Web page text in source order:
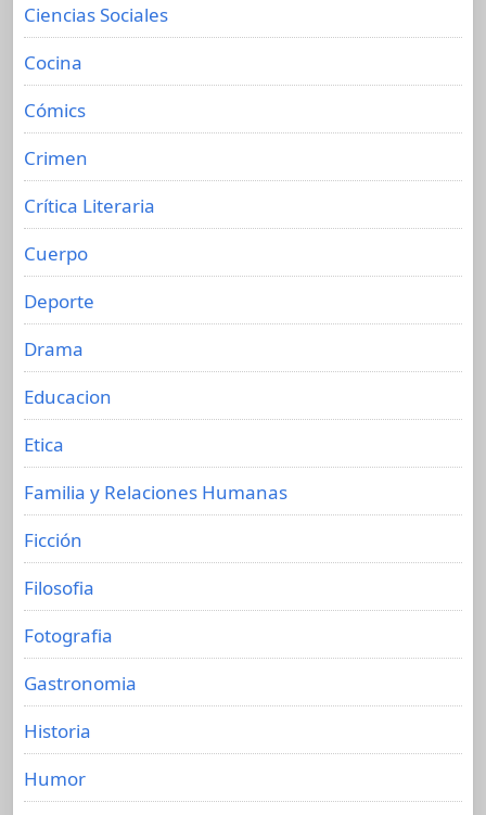
Ciencias Sociales
Cocina
Cómics
Crimen
Crítica Literaria
Cuerpo
Deporte
Drama
Educacion
Etica
Familia y Relaciones Humanas
Ficción
Filosofia
Fotografia
Gastronomia
Historia
Humor